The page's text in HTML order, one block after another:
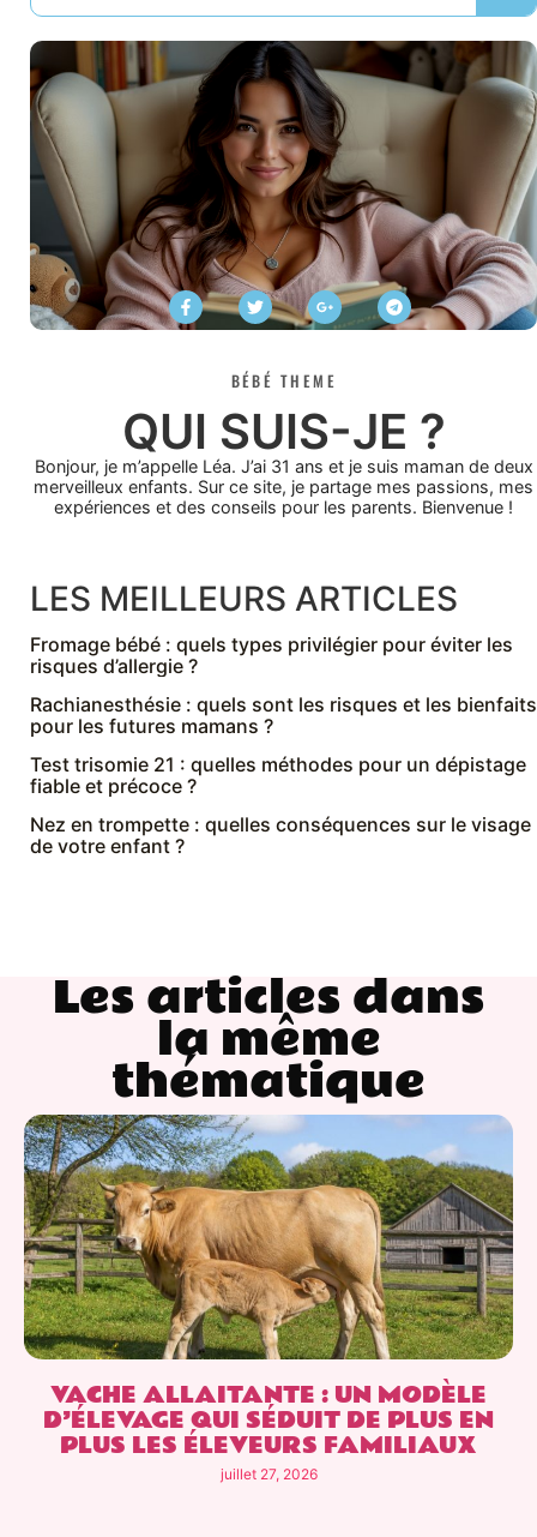
BÉBÉ THEME
QUI SUIS-JE ?
Bonjour, je m’appelle Léa. J’ai 31 ans et je suis maman de deux
merveilleux enfants. Sur ce site, je partage mes passions, mes
expériences et des conseils pour les parents. Bienvenue !
LES MEILLEURS ARTICLES
Fromage bébé : quels types privilégier pour éviter les
risques d’allergie ?
Rachianesthésie : quels sont les risques et les bienfaits
pour les futures mamans ?
Test trisomie 21 : quelles méthodes pour un dépistage
fiable et précoce ?
Nez en trompette : quelles conséquences sur le visage
de votre enfant ?
Les articles dans
la même
thématique
VACHE ALLAITANTE : UN MODÈLE
D’ÉLEVAGE QUI SÉDUIT DE PLUS EN
PLUS LES ÉLEVEURS FAMILIAUX
juillet 27, 2026